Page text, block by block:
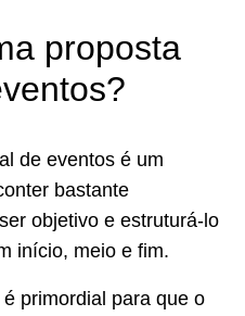
proposta
de eventos é um
bastante
objetivo e estruturá-lo
início, meio e fim.
primordial para que o